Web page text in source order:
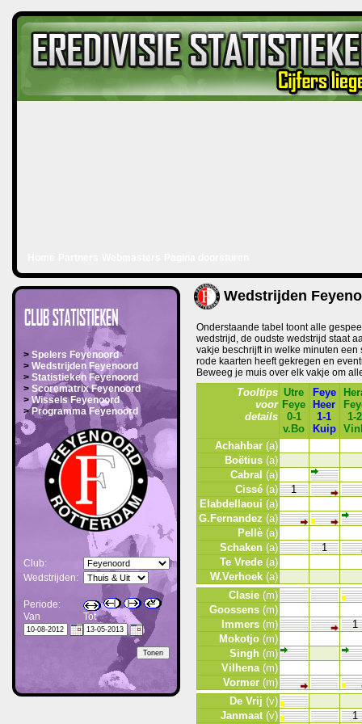
Wedstrijden
Onderstaande tabel toont alle
wedstrijd, de oudste wedstrijd staat
vakje beschrijft in welke minuten
rode kaarten heeft gekregen en
Beweeg je muis over elk vakje om
Tooltips
voor
details
Utre
Feye
0-1
v.Bo
Feye
Heer
1-1
Kuip
1-2
Achahbar (a)
Boëtius (a)
Cabral (a)
Cissé (a)
1
Elabdellaoui (a)
G.Fernandez (a)
Pellè (a)
Schaken (a)
1
Te Vrede (a)
W.Verhoek (a)
Clasie (m)
Goossens (m)
Immers (m)
1
Mokotjo (m)
Singh (m)
Vilhena(m)
Vormer (m)
De Vrij (v)
Janmaat(v)
1
> Spelers Feyenoord
> Wedstrijden Feyenoord
> Statistieken Feyenoord
> Scorematrix Feyenoord
> Wissels Feyenoord
> Programma Feyenoord
Club:
Wedstrijden:
Periode:
Van
Tot